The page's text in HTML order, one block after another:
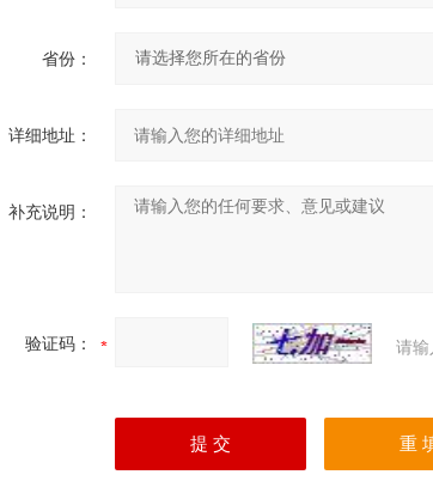
省份：
详细地址：
补充说明：
验证码： 请输